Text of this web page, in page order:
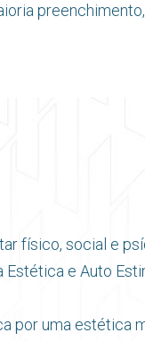
preenchimento,
físico, social e
Estética e Auto
por uma estética